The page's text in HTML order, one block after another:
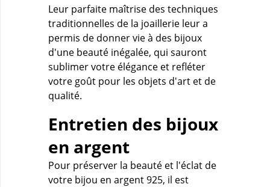
Leur parfaite maîtrise des techniques
traditionnelles de la joaillerie leur a
permis de donner vie à des bijoux
d'une beauté inégalée, qui sauront
sublimer votre élégance et refléter
votre goût pour les objets d'art et de
qualité.
Entretien des bijoux
en argent
Pour préserver la beauté et l'éclat de
votre bijou en argent 925, il est